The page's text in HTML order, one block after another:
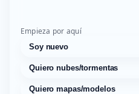
Empieza por aquí
Soy nuevo
Quiero nubes/tormentas
Quiero mapas/modelos